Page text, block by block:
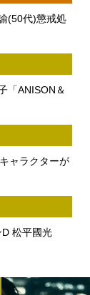
(50代)懲戒処
「ANISON＆
ャラクターが
松平國光